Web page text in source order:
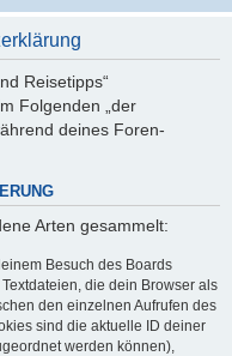
Reisetipps“
Folgenden „der
deines Foren-
Arten gesammelt:
Besuch des Boards
die dein Browser als
den einzelnen Aufrufen des
sind die aktuelle ID deiner
werden können),